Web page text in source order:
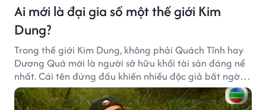
Ai mới là đại gia số một thế giới Kim
Dung?
Trong thế giới Kim Dung, không phải Quách Tĩnh hay
Dương Quá mới là người sở hữu khối tài sản đáng nể
nhất. Cái tên đứng đầu khiến nhiều độc giả bất ngờ
bởi xuất thân của nhân vật này hoàn toàn không
giống một đại hiệp.